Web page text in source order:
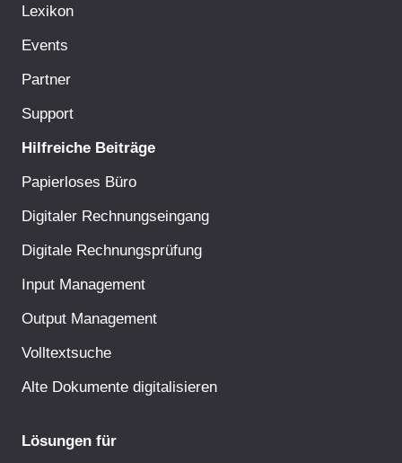
Lexikon
Events
Partner
Support
Hilfreiche Beiträge
Papierloses Büro
Digitaler Rechnungseingang
Digitale Rechnungsprüfung
Input Management
Output Management
Volltextsuche
Alte Dokumente digitalisieren
Lösungen für